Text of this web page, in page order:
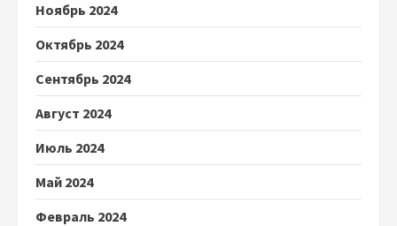
Ноябрь 2024
Октябрь 2024
Сентябрь 2024
Август 2024
Июль 2024
Май 2024
Февраль 2024